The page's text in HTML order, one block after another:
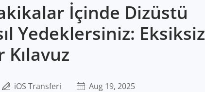
İçinde Dizüstü
Yedeklersiniz: Eksiksiz
Kılavuz
iOS Transferi Aug 19, 2025